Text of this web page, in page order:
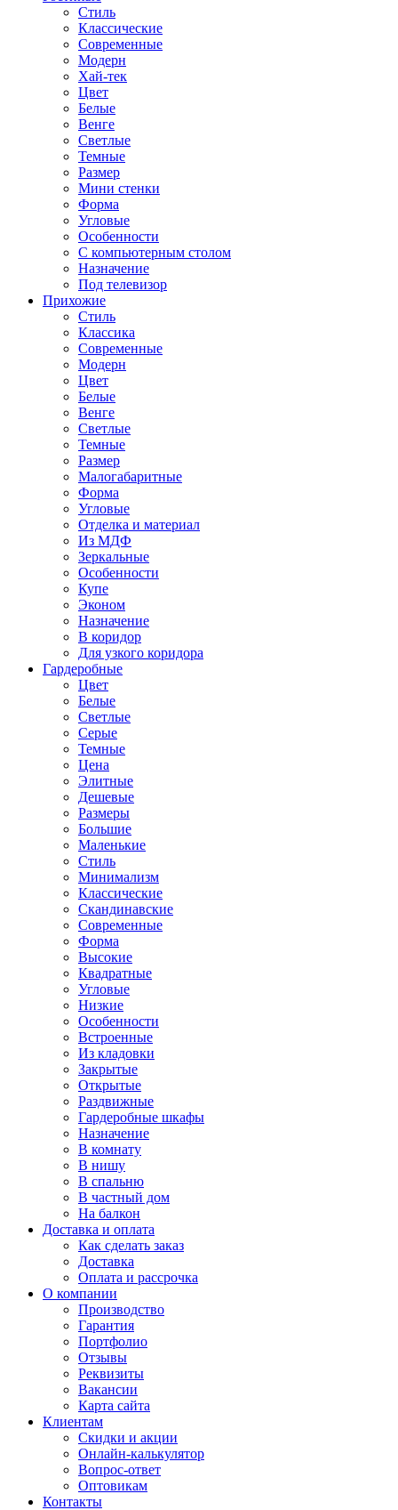
Стиль
Классические
Современные
Модерн
Хай-тек
Цвет
Белые
Венге
Светлые
Темные
Размер
Мини стенки
Форма
Угловые
Особенности
С компьютерным столом
Назначение
Под телевизор
Прихожие
Стиль
Классика
Современные
Модерн
Цвет
Белые
Венге
Светлые
Темные
Размер
Малогабаритные
Форма
Угловые
Отделка и материал
Из МДФ
Зеркальные
Особенности
Купе
Эконом
Назначение
В коридор
Для узкого коридора
Гардеробные
Цвет
Белые
Светлые
Серые
Темные
Цена
Элитные
Дешевые
Размеры
Большие
Маленькие
Стиль
Минимализм
Классические
Скандинавские
Современные
Форма
Высокие
Квадратные
Угловые
Низкие
Особенности
Встроенные
Из кладовки
Закрытые
Открытые
Раздвижные
Гардеробные шкафы
Назначение
В комнату
В нишу
В спальню
В частный дом
На балкон
Доставка и оплата
Как сделать заказ
Доставка
Оплата и рассрочка
О компании
Производство
Гарантия
Портфолио
Отзывы
Реквизиты
Вакансии
Карта сайта
Клиентам
Скидки и акции
Онлайн-калькулятор
Вопрос-ответ
Оптовикам
Контакты